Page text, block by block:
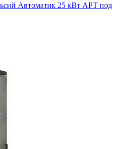
Автоматик 25 кВт АРТ под